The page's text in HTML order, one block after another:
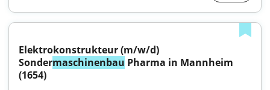
Elektrokonstrukteur (m/w/d)
Sondermaschinenbau Pharma in Mannheim
(1654)